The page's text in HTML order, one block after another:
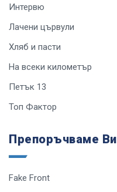
Интервю
Лачени цървули
Хляб и пасти
На всеки километър
Петък 13
Топ Фактор
Препоръчваме Ви
Fake Front